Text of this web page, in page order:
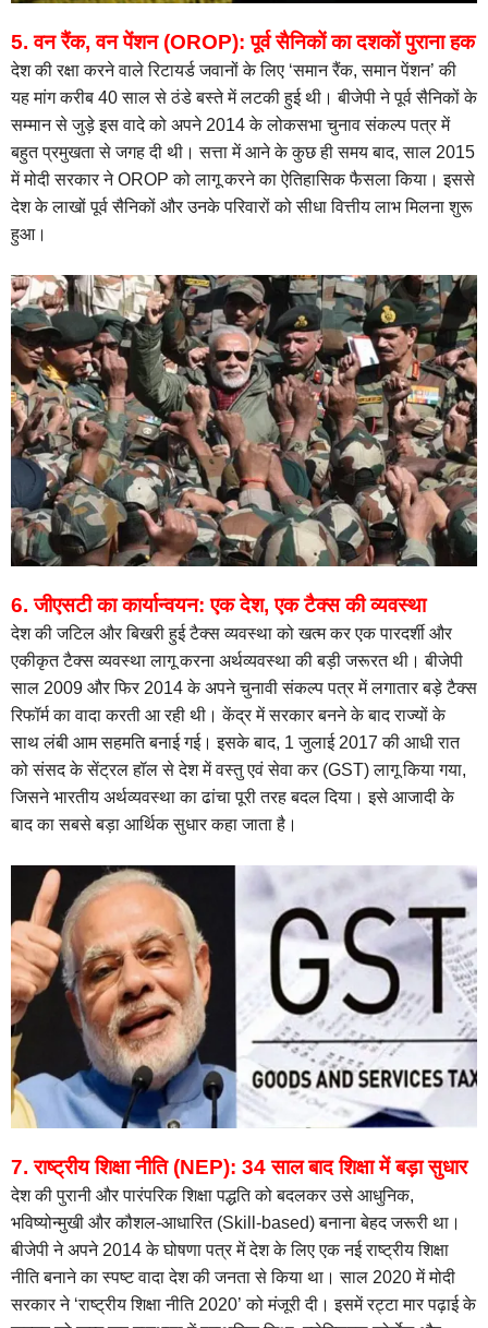
5. वन रैंक, वन पेंशन (OROP): पूर्व सैनिकों का दशकों पुराना हक
देश की रक्षा करने वाले रिटायर्ड जवानों के लिए ‘समान रैंक, समान पेंशन’ की
यह मांग करीब 40 साल से ठंडे बस्ते में लटकी हुई थी। बीजेपी ने पूर्व सैनिकों के
सम्मान से जुड़े इस वादे को अपने 2014 के लोकसभा चुनाव संकल्प पत्र में
बहुत प्रमुखता से जगह दी थी। सत्ता में आने के कुछ ही समय बाद, साल 2015
में मोदी सरकार ने OROP को लागू करने का ऐतिहासिक फैसला किया। इससे
देश के लाखों पूर्व सैनिकों और उनके परिवारों को सीधा वित्तीय लाभ मिलना शुरू
हुआ।
6. जीएसटी का कार्यान्वयन: एक देश, एक टैक्स की व्यवस्था
देश की जटिल और बिखरी हुई टैक्स व्यवस्था को खत्म कर एक पारदर्शी और
एकीकृत टैक्स व्यवस्था लागू करना अर्थव्यवस्था की बड़ी जरूरत थी। बीजेपी
साल 2009 और फिर 2014 के अपने चुनावी संकल्प पत्र में लगातार बड़े टैक्स
रिफॉर्म का वादा करती आ रही थी। केंद्र में सरकार बनने के बाद राज्यों के
साथ लंबी आम सहमति बनाई गई। इसके बाद, 1 जुलाई 2017 की आधी रात
को संसद के सेंट्रल हॉल से देश में वस्तु एवं सेवा कर (GST) लागू किया गया,
जिसने भारतीय अर्थव्यवस्था का ढांचा पूरी तरह बदल दिया। इसे आजादी के
बाद का सबसे बड़ा आर्थिक सुधार कहा जाता है।
7. राष्ट्रीय शिक्षा नीति (NEP): 34 साल बाद शिक्षा में बड़ा सुधार
देश की पुरानी और पारंपरिक शिक्षा पद्धति को बदलकर उसे आधुनिक,
भविष्योन्मुखी और कौशल-आधारित (Skill-based) बनाना बेहद जरूरी था।
बीजेपी ने अपने 2014 के घोषणा पत्र में देश के लिए एक नई राष्ट्रीय शिक्षा
नीति बनाने का स्पष्ट वादा देश की जनता से किया था। साल 2020 में मोदी
सरकार ने ‘राष्ट्रीय शिक्षा नीति 2020’ को मंजूरी दी। इसमें रट्टा मार पढ़ाई के